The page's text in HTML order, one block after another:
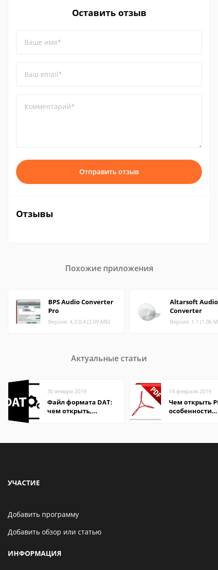
Оставить отзыв
Ваше имя*
Ваш email*
Комментарий*
Отправить отзыв
Отзывы
Похожие приложения
BPS Audio Converter
Pro
Версия: 4.3.0.4 (3.09 МБ)
Altarsoft Audio
Converter
Версия: 1.1 (1.06
Актуальные статьи
30 января 2019
Файл формата DAT:
чем открыть,
14 февраля 2019
Чем открыть
особенности
УЧАСТИЕ
Добавить программу
Добавить обзор или статью
ИНФОРМАЦИЯ